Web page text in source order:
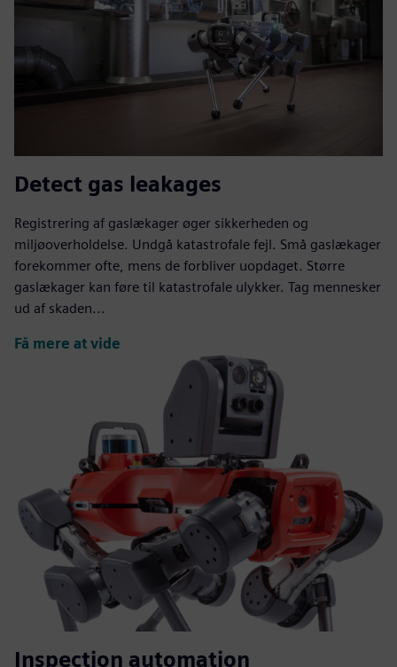
Detect gas leakages
Registrering af gaslækager øger sikkerheden og
miljøoverholdelse. Undgå katastrofale fejl. Små gaslækager
forekommer ofte, mens de forbliver uopdaget. Større
gaslækager kan føre til katastrofale ulykker. Tag mennesker
ud af skaden...
Få mere at vide
Inspection automation